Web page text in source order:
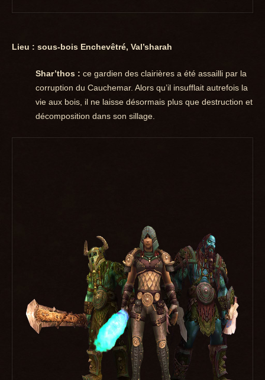
Lieu : sous-bois Enchevêtré, Val’sharah
Shar’thos : ce gardien des clairières a été assailli par la
corruption du Cauchemar. Alors qu’il insufflait autrefois la
vie aux bois, il ne laisse désormais plus que destruction et
décomposition dans son sillage.